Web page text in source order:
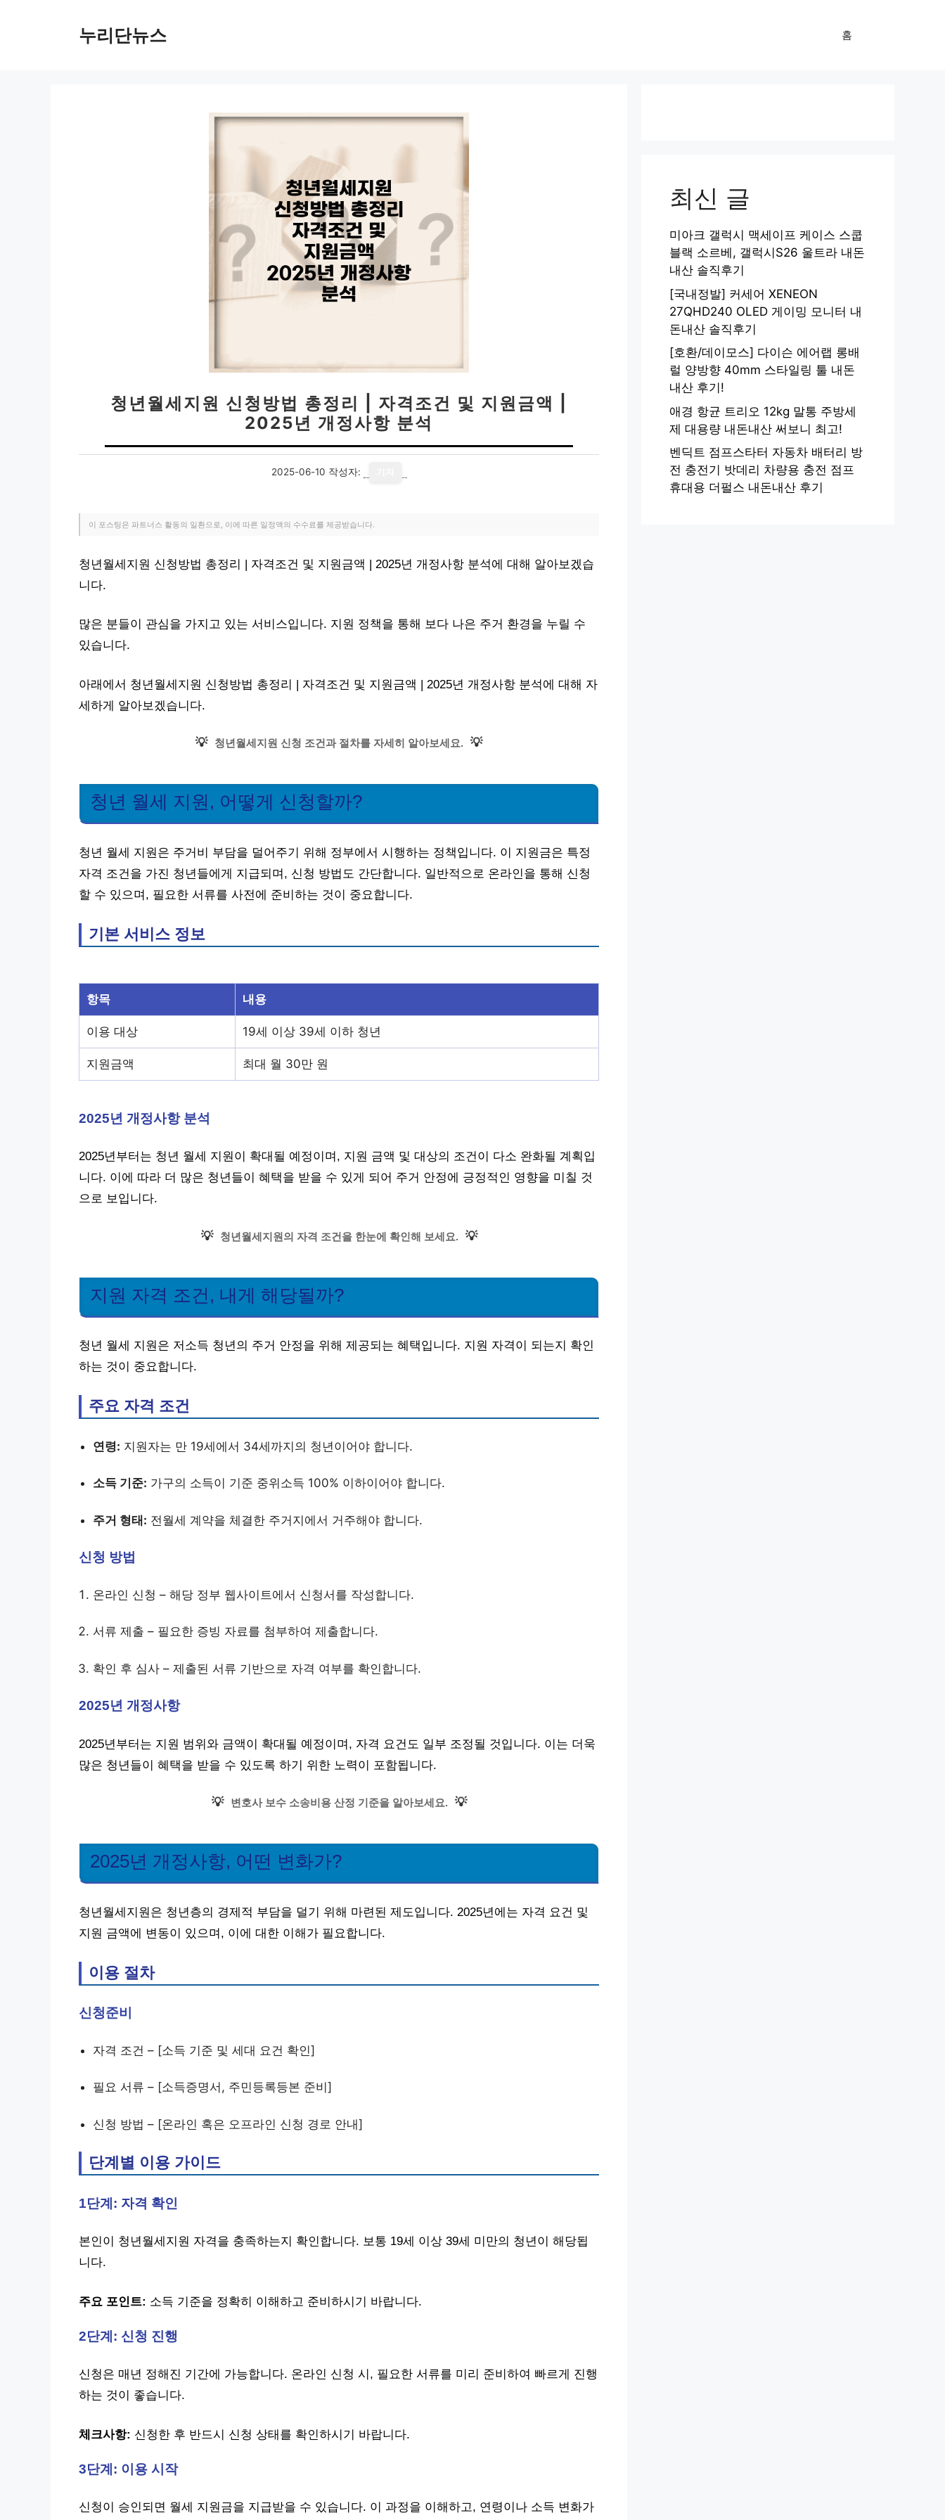
누리단뉴스 홈
청년월세지원 신청방법 총정리 | 자격조건 및 지원금액 |
2025년 개정사항 분석
2025-06-10 작성자:
이 포스팅은 파트너스 활동의 일환으로, 이에 따른 일정액의 수수료를 제공받습니다.
청년월세지원 신청방법 총정리 | 자격조건 및 지원금액 | 2025년 개정사항 분석에 대해 알아보겠습
니다.
많은 분들이 관심을 가지고 있는 서비스입니다. 지원 정책을 통해 보다 나은 주거 환경을 누릴 수
있습니다.
아래에서 청년월세지원 신청방법 총정리 | 자격조건 및 지원금액 | 2025년 개정사항 분석에 대해 자
세하게 알아보겠습니다.
💡 청년월세지원 신청 조건과 절차를 자세히 알아보세요. 💡
청년 월세 지원, 어떻게 신청할까?
청년 월세 지원은 주거비 부담을 덜어주기 위해 정부에서 시행하는 정책입니다. 이 지원금은 특정
자격 조건을 가진 청년들에게 지급되며, 신청 방법도 간단합니다. 일반적으로 온라인을 통해 신청
할 수 있으며, 필요한 서류를 사전에 준비하는 것이 중요합니다.
기본 서비스 정보
항목 내용
이용 대상 19세 이상 39세 이하 청년
지원금액 최대 월 30만 원
2025년 개정사항 분석
2025년부터는 청년 월세 지원이 확대될 예정이며, 지원 금액 및 대상의 조건이 다소 완화될 계획입
니다. 이에 따라 더 많은 청년들이 혜택을 받을 수 있게 되어 주거 안정에 긍정적인 영향을 미칠 것
으로 보입니다.
💡 청년월세지원의 자격 조건을 한눈에 확인해 보세요. 💡
지원 자격 조건, 내게 해당될까?
청년 월세 지원은 저소득 청년의 주거 안정을 위해 제공되는 혜택입니다. 지원 자격이 되는지 확인
하는 것이 중요합니다.
주요 자격 조건
연령: 지원자는 만 19세에서 34세까지의 청년이어야 합니다.
소득 기준: 가구의 소득이 기준 중위소득 100% 이하이어야 합니다.
주거 형태: 전월세 계약을 체결한 주거지에서 거주해야 합니다.
신청 방법
온라인 신청 – 해당 정부 웹사이트에서 신청서를 작성합니다.
서류 제출 – 필요한 증빙 자료를 첨부하여 제출합니다.
확인 후 심사 – 제출된 서류 기반으로 자격 여부를 확인합니다.
2025년 개정사항
2025년부터는 지원 범위와 금액이 확대될 예정이며, 자격 요건도 일부 조정될 것입니다. 이는 더욱
많은 청년들이 혜택을 받을 수 있도록 하기 위한 노력이 포함됩니다.
💡 변호사 보수 소송비용 산정 기준을 알아보세요. 💡
2025년 개정사항, 어떤 변화가?
청년월세지원은 청년층의 경제적 부담을 덜기 위해 마련된 제도입니다. 2025년에는 자격 요건 및
지원 금액에 변동이 있으며, 이에 대한 이해가 필요합니다.
이용 절차
신청준비
자격 조건 – [소득 기준 및 세대 요건 확인]
필요 서류 – [소득증명서, 주민등록등본 준비]
신청 방법 – [온라인 혹은 오프라인 신청 경로 안내]
단계별 이용 가이드
1단계: 자격 확인
본인이 청년월세지원 자격을 충족하는지 확인합니다. 보통 19세 이상 39세 미만의 청년이 해당됩
니다.
주요 포인트: 소득 기준을 정확히 이해하고 준비하시기 바랍니다.
2단계: 신청 진행
신청은 매년 정해진 기간에 가능합니다. 온라인 신청 시, 필요한 서류를 미리 준비하여 빠르게 진행
하는 것이 좋습니다.
체크사항: 신청한 후 반드시 신청 상태를 확인하시기 바랍니다.
3단계: 이용 시작
신청이 승인되면 월세 지원금을 지급받을 수 있습니다. 이 과정을 이해하고, 연령이나 소득 변화가
최신 글
미아크 갤럭시 맥세이프 케이스 스쿱
블랙 소르베, 갤럭시S26 울트라 내돈
내산 솔직후기
[국내정발] 커세어 XENEON
27QHD240 OLED 게이밍 모니터 내
돈내산 솔직후기
[호환/데이모스] 다이슨 에어랩 롱배
럴 양방향 40mm 스타일링 툴 내돈
내산 후기!
애경 항균 트리오 12kg 말통 주방세
제 대용량 내돈내산 써보니 최고!
벤딕트 점프스타터 자동차 배터리 방
전 충전기 밧데리 차량용 충전 점프
휴대용 더펄스 내돈내산 후기